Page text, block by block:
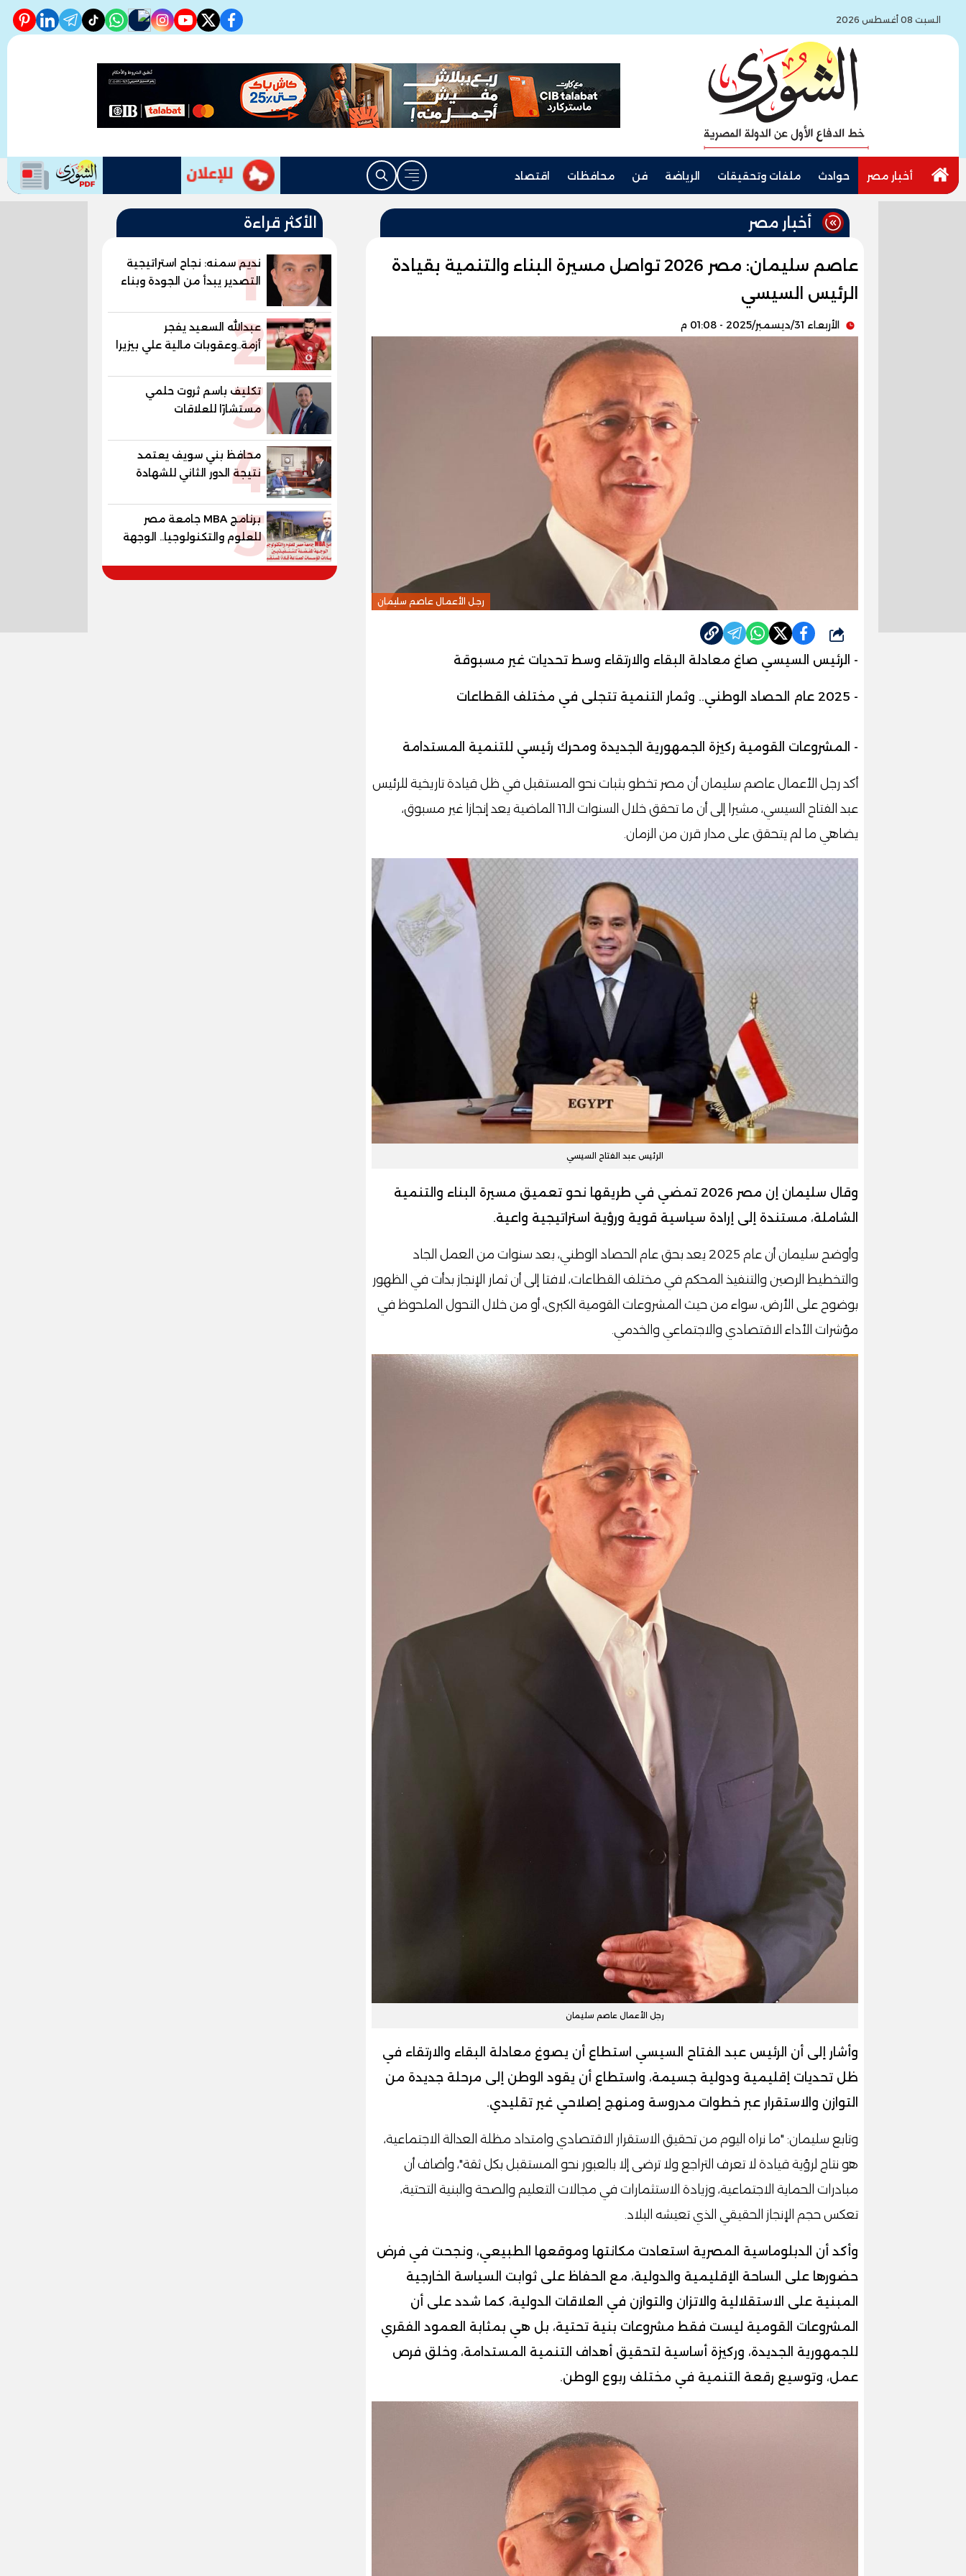
السبت 08 أغسطس 2026 facebook
twitter
youtube
instagram
nabd
whatsapp
tiktok
telegram
linkedin
أخبار مصر حوادث ملفات وتحقيقات الرياضة فن محافظات اقتصاد
أخبار مصر
عاصم سليمان: مصر 2026 تواصل مسيرة البناء والتنمية بقيادة
الرئيس السيسي
الأربعاء 31/ديسمبر/2025 - 01:08 م
رجل الأعمال عاصم سليمان
شارك
- الرئيس السيسي صاغ معادلة البقاء والارتقاء وسط تحديات غير مسبوقة
- 2025 عام الحصاد الوطني.. وثمار التنمية تتجلى في مختلف القطاعات
- المشروعات القومية ركيزة الجمهورية الجديدة ومحرك رئيسي للتنمية المستدامة
أكد رجل الأعمال عاصم سليمان أن مصر تخطو بثبات نحو المستقبل في ظل قيادة تاريخية للرئيس
عبد الفتاح السيسي، مشيرا إلى أن ما تحقق خلال السنوات الـ11 الماضية يعد إنجازا غير مسبوق،
يضاهي ما لم يتحقق على مدار قرن من الزمان.
الرئيس عبد الفتاح السيسي
وقال سليمان إن مصر 2026 تمضي في طريقها نحو تعميق مسيرة البناء والتنمية
الشاملة، مستندة إلى إرادة سياسية قوية ورؤية استراتيجية واعية.
وأوضح سليمان أن عام 2025 يعد بحق عام الحصاد الوطني، بعد سنوات من العمل الجاد
والتخطيط الرصين والتنفيذ المحكم في مختلف القطاعات، لافتا إلى أن ثمار الإنجاز بدأت في الظهور
بوضوح على الأرض، سواء من حيث المشروعات القومية الكبرى، أو من خلال التحول الملحوظ في
مؤشرات الأداء الاقتصادي والاجتماعي والخدمي.
رجل الأعمال عاصم سليمان
وأشار إلى أن الرئيس عبد الفتاح السيسي استطاع أن يصوغ معادلة البقاء والارتقاء في
ظل تحديات إقليمية ودولية جسيمة، واستطاع أن يقود الوطن إلى مرحلة جديدة من
التوازن والاستقرار عبر خطوات مدروسة ومنهج إصلاحي غير تقليدي.
وتابع سليمان: "ما نراه اليوم من تحقيق الاستقرار الاقتصادي وامتداد مظلة العدالة الاجتماعية،
هو نتاج لرؤية قيادة لا تعرف التراجع ولا ترضى إلا بالعبور نحو المستقبل بكل ثقة"، وأضاف أن
مبادرات الحماية الاجتماعية، وزيادة الاستثمارات في مجالات التعليم والصحة والبنية التحتية،
تعكس حجم الإنجاز الحقيقي الذي تعيشه البلاد.
وأكد أن الدبلوماسية المصرية استعادت مكانتها وموقعها الطبيعي، ونجحت في فرض
حضورها على الساحة الإقليمية والدولية، مع الحفاظ على ثوابت السياسة الخارجية
المبنية على الاستقلالية والاتزان والتوازن في العلاقات الدولية، كما شدد على أن
المشروعات القومية ليست فقط مشروعات بنية تحتية، بل هي بمثابة العمود الفقري
للجمهورية الجديدة، وركيزة أساسية لتحقيق أهداف التنمية المستدامة، وخلق فرص
عمل، وتوسيع رقعة التنمية في مختلف ربوع الوطن.
الأكثر قراءة
1
نديم سمنه: نجاح استراتيجية
التصدير يبدأ من الجودة وبناء
الثقة في شعار "صنع في
مصر"
2
عبدالله السعيد يفجر
أزمة..وعقوبات مالية علي بيزيرا
وبانزا
3
تكليف باسم ثروت حلمي
مستشارًا للعلاقات
الدبلوماسية وعضوًا بالهيئة
الاستشارية العليا لمنظمة
«جاد جمينت يوإن»
4
محافظ بني سويف يعتمد
نتيجة الدور الثاني للشهادة
الإعدادية العامة بنسبة
79.9% نظامي ...و69.55%
منازل.. و70.56% للمهنية ..
و100% للصُم وضعاف السمع
والنور للمكفوفين
5
برنامج MBA جامعة مصر
للعلوم والتكنولوجيا.. الوجهة
المفضلة للتنفيذيين وقيادات